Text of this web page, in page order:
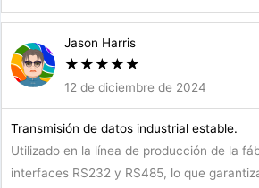
Jason Harris
★ ★ ★ ★ ★
12 de diciembre de 2024
Transmisión de datos industrial estable.
Utilizado en la línea de producción de la
interfaces RS232 y RS485, lo que